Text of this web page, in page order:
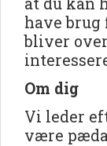
have
bliver
Om dig
Vi leder
være